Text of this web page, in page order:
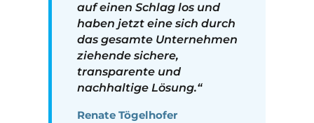
auf einen Schlag los und
haben jetzt eine sich durch
das gesamte Unternehmen
ziehende sichere,
transparente und
nachhaltige Lösung.“
Renate Tögelhofer